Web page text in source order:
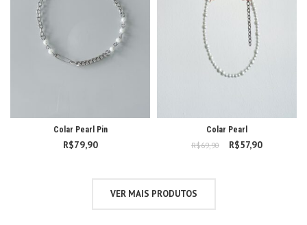
Colar Pearl Pin
R$79,90
Colar Pearl
R$69,90
O preço original
R$57,90
VER MAIS PRODUTOS